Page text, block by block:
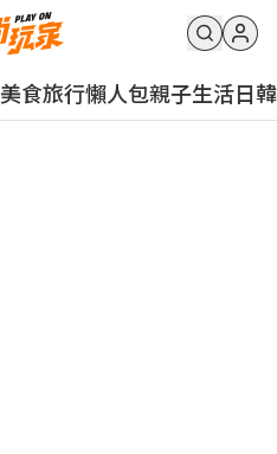
美食旅行懶人包親子生活日韓